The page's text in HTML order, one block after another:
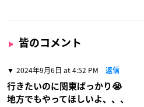
皆のコメント
2024年9月6日 at 4:52 PM 返信
行きたいのに関東ばっかり😭
地方でもやってほしいよ、、、